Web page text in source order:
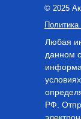
© 2025
Любая
данном
РФ.